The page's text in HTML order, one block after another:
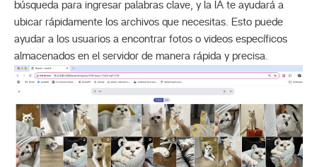
búsqueda para ingresar palabras clave, y la IA te ayudará a
ubicar rápidamente los archivos que necesitas. Esto puede
ayudar a los usuarios a encontrar fotos o videos específicos
almacenados en el servidor de manera rápida y precisa.